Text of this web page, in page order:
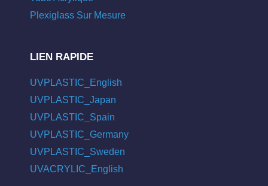
Plexiglass Sur Mesure
LIEN RAPIDE
UVPLASTIC_English
UVPLASTIC_Japan
UVPLASTIC_Spain
UVPLASTIC_Germany
UVPLASTIC_Sweden
UVACRYLIC_English